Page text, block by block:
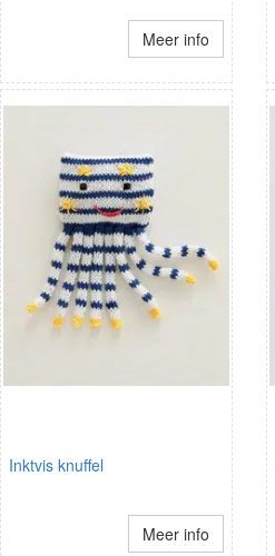
Meer info
Inktvis knuffel
Meer info